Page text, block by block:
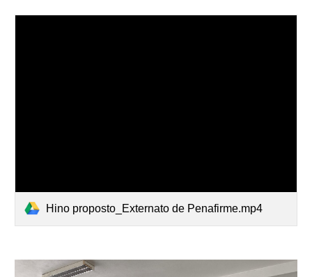
Hino proposto_Externato de Penafirme.mp4